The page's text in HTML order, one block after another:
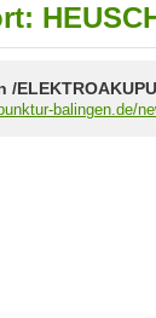
/
balingen.de/